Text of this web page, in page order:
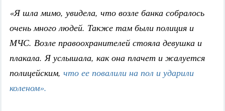
«Я шла мимо, увидела, что возле банка собралось
очень много людей. Также там были полиция и
МЧС. Возле правоохранителей стояла девушка и
плакала. Я услышала, как она плачет и жалуется
полицейским, что ее повалили на пол и ударили
коленом».